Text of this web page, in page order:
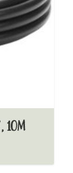
10M